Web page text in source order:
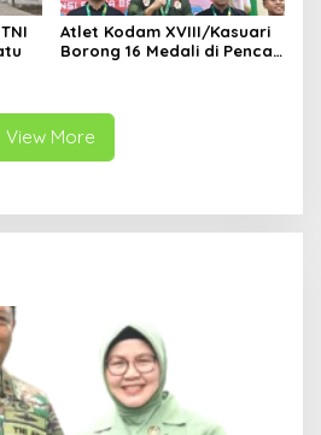
Atlet Kodam XVIII/Kasuari
Borong 16 Medali di Pencak
View More